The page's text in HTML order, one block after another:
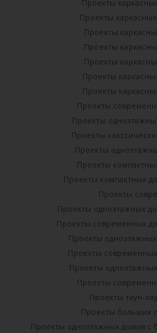
Проекты
Проекты
Проекты
Проекты
Проекты
Проекты
Проекты
Проекты
Проекты
Проекты
Проекты
Проекты
Проекты компактных
Проекты
Проекты одноэтажных
Проекты современных
Проекты
Проекты
Проекты
Проекты
Проекты таун-
Проекты больших
Проекты одноэтажных домов